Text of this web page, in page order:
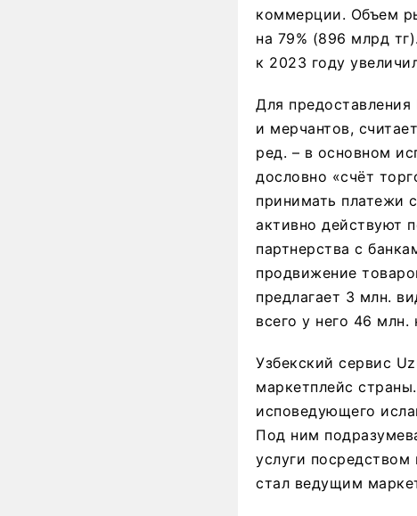
коммерции. Объем
на 79% (896 млрд
к 2023 году
Для предоставления
и мерчантов,
ред. – в основном
дословно «счёт
принимать платежи
активно действуют
партнерства с
продвижение
предлагает 3 млн.
всего у него 46 млн.
Узбекский сервис
маркетплейс
исповедующего
Под ним
услуги посредством
стал ведущим